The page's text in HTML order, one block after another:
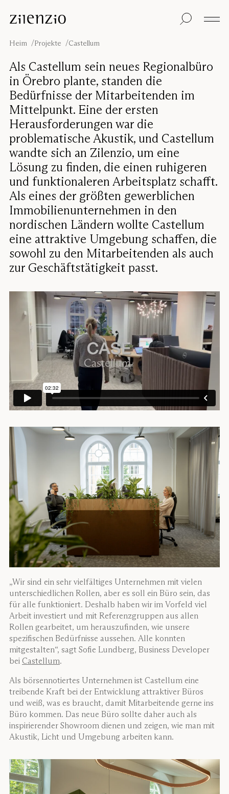
Einblicke
Absorptionsrechner
Unsere
Geschichte
Klangumgebungen
Inspiration
Projekte
Designer
Bodentrennwand
Wandabsorber
Deckenabsorber
Sitzmöbel
Pro
Focus®
Nachhaltigkeit
Heim Projekte Castellum
Als Castellum sein neues Regionalbüro
in Örebro plante, standen die
Bedürfnisse der Mitarbeitenden im
Mittelpunkt. Eine der ersten
Herausforderungen war die
problematische Akustik, und Castellum
wandte sich an Zilenzio, um eine
Lösung zu finden, die einen ruhigeren
und funktionaleren Arbeitsplatz schafft.
Als eines der größten gewerblichen
Immobilienunternehmen in den
nordischen Ländern wollte Castellum
eine attraktive Umgebung schaffen, die
sowohl zu den Mitarbeitenden als auch
zur Geschäftstätigkeit passt.
„Wir sind ein sehr vielfältiges Unternehmen mit vielen
unterschiedlichen Rollen, aber es soll ein Büro sein, das
für alle funktioniert. Deshalb haben wir im Vorfeld viel
Arbeit investiert und mit Referenzgruppen aus allen
Rollen gearbeitet, um herauszufinden, wie unsere
spezifischen Bedürfnisse aussehen. Alle konnten
mitgestalten“, sagt Sofie Lundberg, Business Developer
bei Castellum.
Als börsennotiertes Unternehmen ist Castellum eine
treibende Kraft bei der Entwicklung attraktiver Büros
und weiß, was es braucht, damit Mitarbeitende gerne ins
Büro kommen. Das neue Büro sollte daher auch als
inspirierender Showroom dienen und zeigen, wie man mit
Akustik, Licht und Umgebung arbeiten kann.